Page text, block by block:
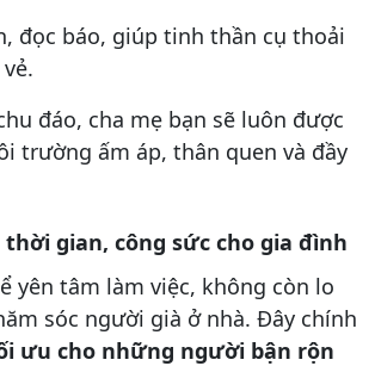
đọc báo, giúp tinh thần cụ thoải
đáo, cha mẹ bạn sẽ luôn được
trường ấm áp, thân quen và đầy
thời gian, công sức cho gia đình
yên tâm làm việc, không còn lo
sóc người già ở nhà. Đây chính
ưu cho những người bận rộn